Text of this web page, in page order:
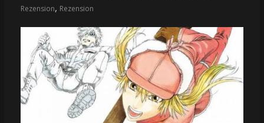
Rezension, Rezension